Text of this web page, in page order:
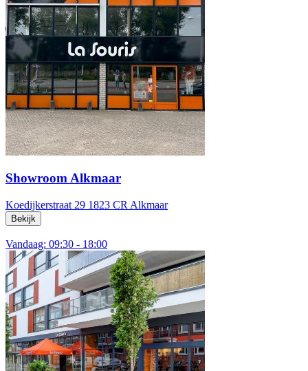
Showroom Alkmaar
Koedijkerstraat 29 1823 CR Alkmaar
Bekijk
Vandaag: 09:30 - 18:00